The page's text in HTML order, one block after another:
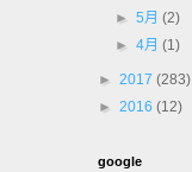
►5月(2)
►4月(1)
► 2017 (283)
► 2016 (12)
google